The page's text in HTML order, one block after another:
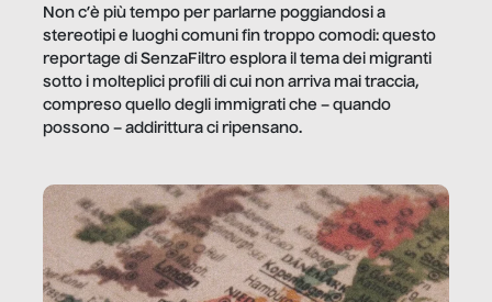
Non c’è più tempo per parlarne poggiandosi a
stereotipi e luoghi comuni fin troppo comodi: questo
reportage di SenzaFiltro esplora il tema dei migranti
sotto i molteplici profili di cui non arriva mai traccia,
compreso quello degli immigrati che – quando
possono – addirittura ci ripensano.